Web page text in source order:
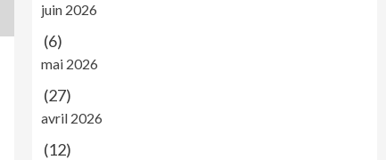
juin 2026
(6)
mai 2026
(27)
avril 2026
(12)